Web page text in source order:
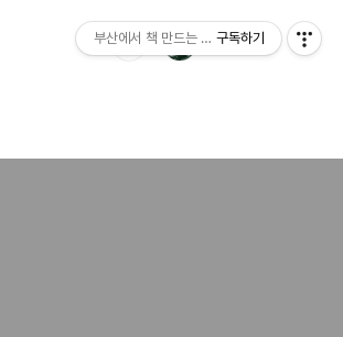
부산에서 책 만드는 이야기 : 산지니출판사 블
구독하기